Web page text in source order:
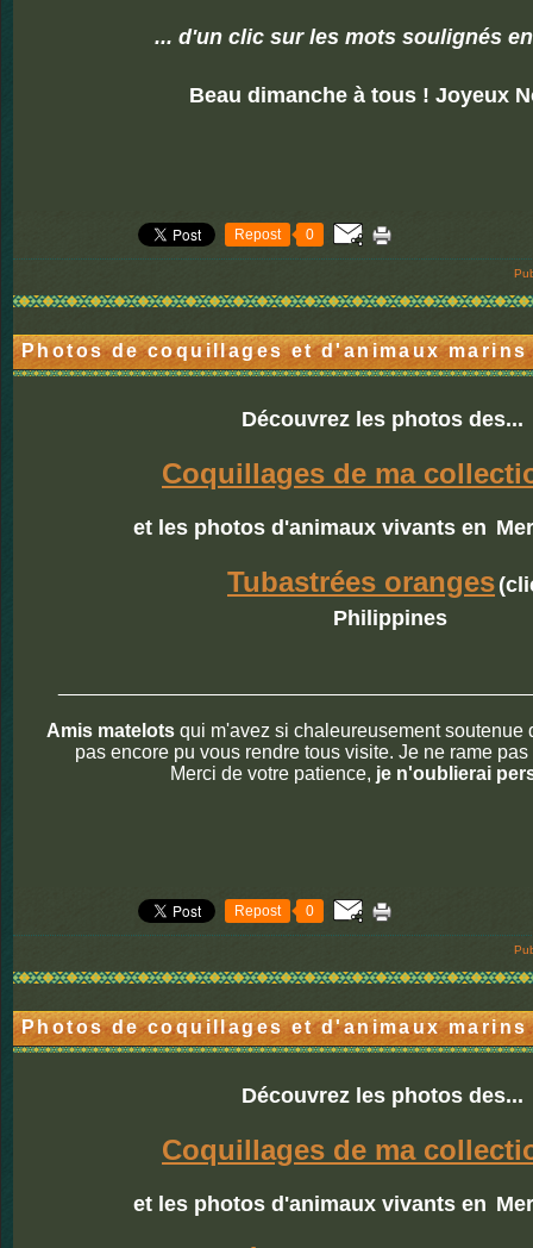
... d'un clic sur les mots soulignés
Beau dimanche à tous ! Joyeux
Repost 0
Photos de coquillages et d'animaux marins
Découvrez les photos des...
Coquillages de ma
et les photos d'animaux vivants en
Tubastrées oranges
Philippines
Amis matelots qui m'avez si chaleureusement soutenue
pas encore pu vous rendre tous visite. Je ne rame
Merci de votre patience, je n'oublierai
Repost 0
Photos de coquillages et d'animaux marins
Découvrez les photos des...
Coquillages de ma
et les photos d'animaux vivants en